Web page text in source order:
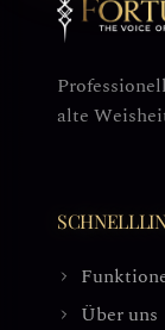
alte
Über uns